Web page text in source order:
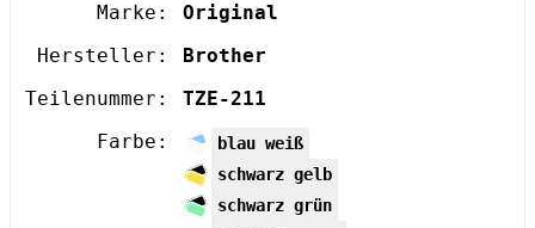
Marke:
Original
Hersteller:
Brother
Teilenummer:
TZE-211
Farbe:
blau weiß
schwarz gelb
schwarz grün